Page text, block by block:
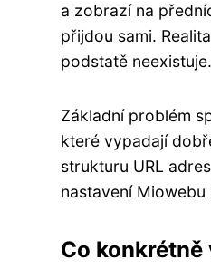
a zobrazí na
přijdou sami.
podstatě neexistuje.
Základní problém
které vypadají
strukturu URL
nastavení
Co